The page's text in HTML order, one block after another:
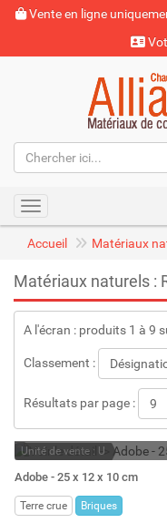
Vente en ligne
Toggle navigation
Accueil Matériaux
Matériaux naturels :
A l'écran : produits 1 à 9
Classement :
Résultats par page : 9
Unité de vente : U
En stock
Stock : 111
Adobe - 25 x 12 x 10 cm
Terre crue Briques